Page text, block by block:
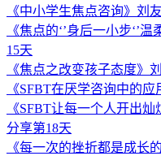
《中小学生焦点咨询》刘
《焦点的‘’身后一小步‘’
15天
《焦点之改变孩子态度》
《SFBT在厌学咨询中的
《SFBT让每一个人开出
分享第18天
《每一次的挫折都是成长